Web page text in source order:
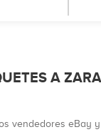
A
vendedores eBay